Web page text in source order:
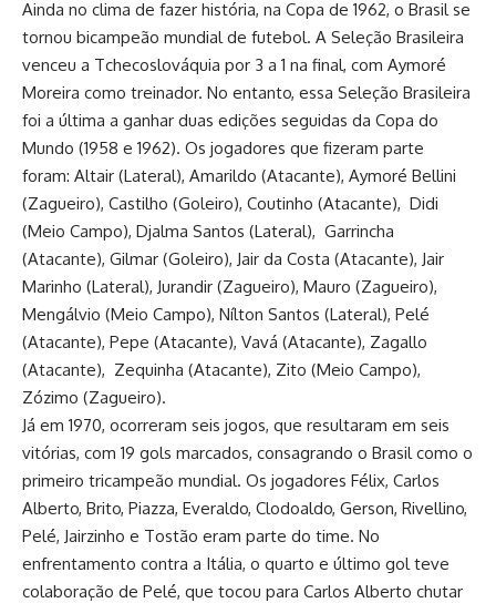
Ainda no clima de fazer história, na Copa de 1962, o Brasil se
tornou bicampeão mundial de futebol. A Seleção Brasileira
venceu a Tchecoslováquia por 3 a 1 na final, com Aymoré
Moreira como treinador. No entanto, essa Seleção Brasileira
foi a última a ganhar duas edições seguidas da Copa do
Mundo (1958 e 1962). Os jogadores que fizeram parte
foram: Altair (Lateral), Amarildo (Atacante), Aymoré Bellini
(Zagueiro), Castilho (Goleiro), Coutinho (Atacante), Didi
(Meio Campo), Djalma Santos (Lateral), Garrincha
(Atacante), Gilmar (Goleiro), Jair da Costa (Atacante), Jair
Marinho (Lateral), Jurandir (Zagueiro), Mauro (Zagueiro),
Mengálvio (Meio Campo), Nílton Santos (Lateral), Pelé
(Atacante), Pepe (Atacante), Vavá (Atacante), Zagallo
(Atacante), Zequinha (Atacante), Zito (Meio Campo),
Zózimo (Zagueiro).
Já em 1970, ocorreram seis jogos, que resultaram em seis
vitórias, com 19 gols marcados, consagrando o Brasil como o
primeiro tricampeão mundial. Os jogadores Félix, Carlos
Alberto, Brito, Piazza, Everaldo, Clodoaldo, Gerson, Rivellino,
Pelé, Jairzinho e Tostão eram parte do time. No
enfrentamento contra a Itália, o quarto e último gol teve
colaboração de Pelé, que tocou para Carlos Alberto chutar